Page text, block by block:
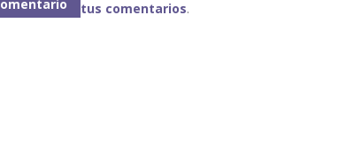
tus comentarios.